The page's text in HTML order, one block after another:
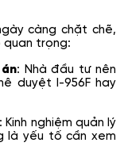
càng chặt chẽ,
quan trọng:
: Nhà đầu tư nên
duyệt I-956F hay
: Kinh nghiệm quản lý
là yếu tố cần xem